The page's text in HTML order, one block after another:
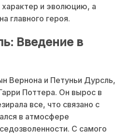
характер и эволюцию, а
главного героя.
Введение в
Вернона и Петуньи Дурсль,
Поттера. Он вырос в
все, что связано с
в атмосфере
С самого